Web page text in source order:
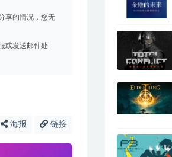
享的情况，您无
或发送邮件处
海报 链接